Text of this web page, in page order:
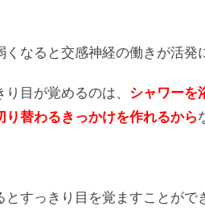
なると交感神経の働きが活発
目が覚めるのは、 シャワーを
替わるきっかけを作れるから
すっきり目を覚ますことがで